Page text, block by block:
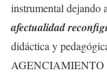
instrumental dejando
afectualidad
didáctica y
AGENCIAMIENTO